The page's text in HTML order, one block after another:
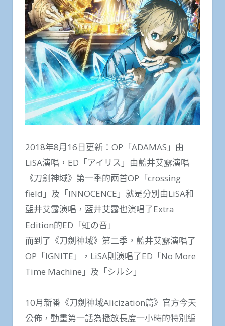
2018年8月16日更新：OP「ADAMAS」由
LiSA演唱，ED「アイリス」由藍井艾露演唱
《刀劍神域》第一季的兩首OP「crossing
field」及「INNOCENCE」就是分別由LiSA和
藍井艾露演唱，藍井艾露也演唱了Extra
Edition的ED「虹の音」
而到了《刀劍神域》第二季，藍井艾露演唱了
OP「IGNITE」，LiSA則演唱了ED「No More
Time Machine」及「シルシ」
10月新番《刀劍神域Alicization篇》官方今天
公佈，動畫第一話為播放長度一小時的特別編